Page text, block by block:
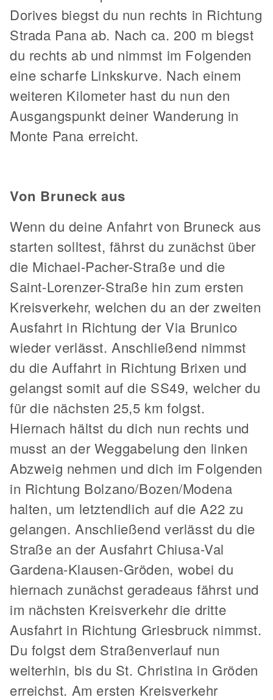
Dorives biegst du nun rechts in Richtung
Strada Pana ab. Nach ca. 200 m biegst
du rechts ab und nimmst im Folgenden
eine scharfe Linkskurve. Nach einem
weiteren Kilometer hast du nun den
Ausgangspunkt deiner Wanderung in
Monte Pana erreicht.
Von Bruneck aus
Wenn du deine Anfahrt von Bruneck aus
starten solltest, fährst du zunächst über
die Michael-Pacher-Straße und die
Saint-Lorenzer-Straße hin zum ersten
Kreisverkehr, welchen du an der zweiten
Ausfahrt in Richtung der Via Brunico
wieder verlässt. Anschließend nimmst
du die Auffahrt in Richtung Brixen und
gelangst somit auf die SS49, welcher du
für die nächsten 25,5 km folgst.
Hiernach hältst du dich nun rechts und
musst an der Weggabelung den linken
Abzweig nehmen und dich im Folgenden
in Richtung Bolzano/Bozen/Modena
halten, um letztendlich auf die A22 zu
gelangen. Anschließend verlässt du die
Straße an der Ausfahrt Chiusa-Val
Gardena-Klausen-Gröden, wobei du
hiernach zunächst geradeaus fährst und
im nächsten Kreisverkehr die dritte
Ausfahrt in Richtung Griesbruck nimmst.
Du folgst dem Straßenverlauf nun
weiterhin, bis du St. Christina in Gröden
erreichst. Am ersten Kreisverkehr